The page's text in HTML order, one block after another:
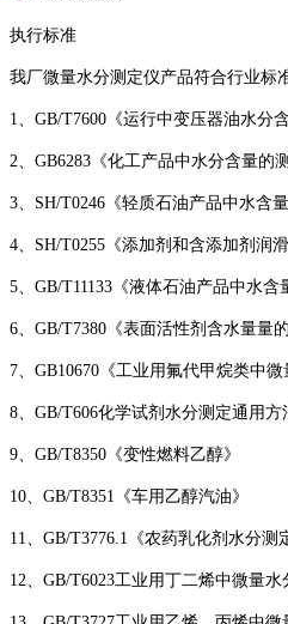
执行标准
我厂微量水分测定仪产品符合行业标
1、GB/T7600《运行中变压器油水分
2、GB6283《化工产品中水分含量的
3、SH/T0246《轻质石油产品中水含
4、SH/T0255《添加剂和含添加剂润
5、GB/T11133《液体石油产品中水含
6、GB/T7380《表面活性剂含水量量
7、GB10670《工业用氟代甲烷类中
8、GB/T606化学试剂水分测定通用方
9、GB/T8350《变性燃料乙醇》
10、GB/T8351《车用乙醇汽油》
11、GB/T3776.1《农药乳化剂水分测
12、GB/T6023工业用丁二烯中微量水